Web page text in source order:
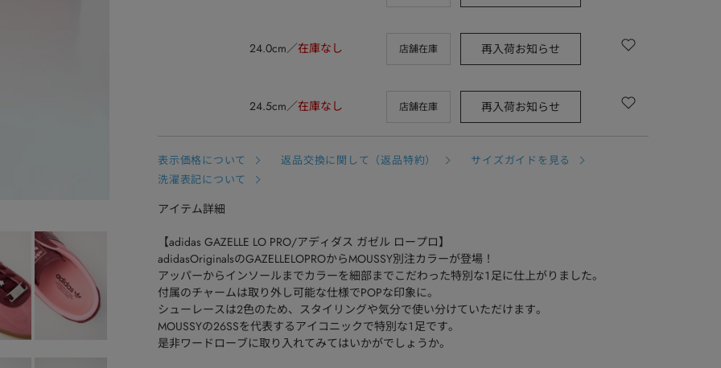
24.0cm 在庫なし 店舗在庫 再入荷お知らせ
24.5cm 在庫なし 店舗在庫 再入荷お知らせ
表示価格について 返品交換に関して（返品特約）
サイズガイドを見る
洗濯表記について
アイテム詳細
【adidas GAZELLE LO PRO/アディダス ガゼル ロープロ】
adidasOriginalsのGAZELLELOPROからMOUSSY別注カラーが登場！
アッパーからインソールまでカラーを細部までこだわった特別な１足に仕上がりました。
付属のチャームは取り外し可能な仕様でPOPな印象に。
シューレースは２色のため、スタイリングや気分で使い分けていただけます。
MOUSSYの26SSを代表するアイコニックで特別な１足です。
是非ワードローブに取り入れてみてはいかがでしょうか。